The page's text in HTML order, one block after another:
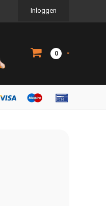
Inloggen
0